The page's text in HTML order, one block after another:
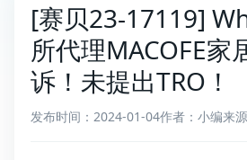
[赛贝23-17119]
所代理MACOFE家
诉！未提出TRO！
发布时间：2024-01-04作者：小编来